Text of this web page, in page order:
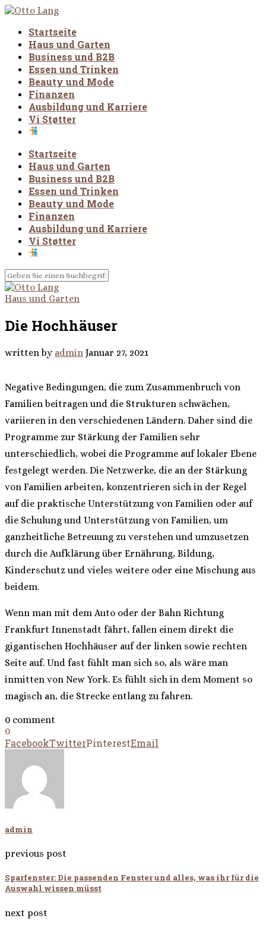
Startseite
Haus und Garten
Business und B2B
Essen und Trinken
Beauty und Mode
Finanzen
Ausbildung und Karriere
Vi Støtter
Startseite
Haus und Garten
Business und B2B
Essen und Trinken
Beauty und Mode
Finanzen
Ausbildung und Karriere
Vi Støtter
Haus und Garten
Die Hochhäuser
written by admin Januar 27, 2021
Negative Bedingungen, die zum Zusammenbruch von
Familien beitragen und die Strukturen schwächen,
variieren in den verschiedenen Ländern. Daher sind die
Programme zur Stärkung der Familien sehr
unterschiedlich, wobei die Programme auf lokaler Ebene
festgelegt werden. Die Netzwerke, die an der Stärkung
von Familien arbeiten, konzentrieren sich in der Regel
auf die praktische Unterstützung von Familien oder auf
die Schulung und Unterstützung von Familien, um
ganzheitliche Betreuung zu verstehen und umzusetzen
durch die Aufklärung über Ernährung, Bildung,
Kinderschutz und vieles weitere oder eine Mischung aus
beidem.
Wenn man mit dem Auto oder der Bahn Richtung
Frankfurt Innenstadt fährt, fallen einem direkt die
gigantischen Hochhäuser auf der linken sowie rechten
Seite auf. Und fast fühlt man sich so, als wäre man
inmitten von New York. Es fühlt sich in dem Moment so
magisch an, die Strecke entlang zu fahren.
0 comment
0
FacebookTwitterPinterestEmail
admin
previous post
Sparfenster: Die passenden Fenster und alles, was ihr für die
Auswahl wissen müsst
next post